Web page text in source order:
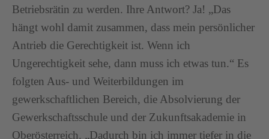
Betriebsrätin zu werden. Ihre Antwort? Ja! „Das
hängt wohl damit zusammen, dass mein persönlicher
Antrieb die Gerechtigkeit ist. Wenn ich
Ungerechtigkeit sehe, dann muss ich etwas tun.“ Es
folgten Aus- und Weiterbildungen im
gewerkschaftlichen Bereich, die Absolvierung der
Gewerkschaftsschule und der Zukunftsakademie in
Oberösterreich. „Dadurch bin ich immer tiefer in die